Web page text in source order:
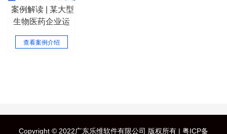
案例解读 | 某大型
生物医药企业运
维监控平台建设
实践
查看案例介绍
Copyright © 2022广东乐维软件有限公司 版权所有 | 粤ICP备